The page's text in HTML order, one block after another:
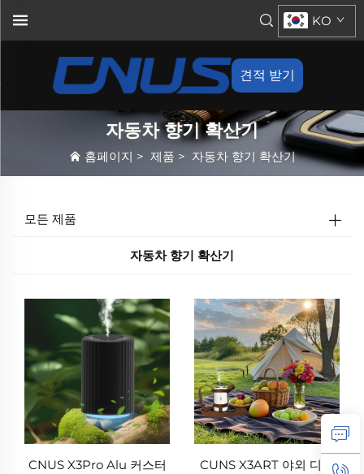
견적 받기
KO
자동차 향기 확산기
홈페이지 > 제품 > 자동차 향기 확산기
모든 제품
자동차 향기 확산기
CNUS X3Pro Alu 커스터
CUNS X3ART 야외 디푸